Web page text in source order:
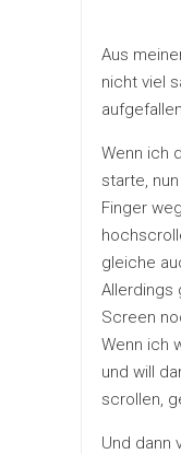
Aus
nicht viel
Wenn ich
starte,
Finger
gleiche
Allerdings
Screen
Wenn ich
und will
scrollen,
Und dann